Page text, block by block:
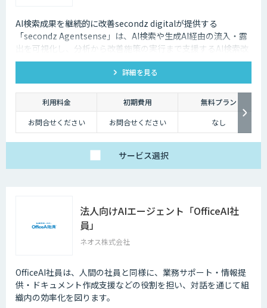
AI検索成果を継続的に改善secondz digitalが提供する
「secondz Agentsense」は、AI検索や生成AI経由の流入・露
出を可視化し、分析から改善施策の実行まで支援するAI検索改
善プラットフォームです。
詳細を見る
利用料金 初期費用
無料プラン
お問合せください
お問合せください なし
サービス選択
法人向けAIエージェント「OfficeAI社
員」
ネオス株式会社
OfficeAI社員は、人間の社員と同様に、業務サポート・情報提
供・ドキュメント作成支援などの役割を担い、対話を通じて組
織内の効率化を図ります。